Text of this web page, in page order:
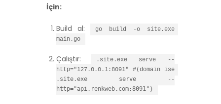
İçin:
Build al:
go build -o site.exe
main.go
Çalıştır:
.site.exe serve --
.site.exe serve --
http="api.renkweb.com:8091" )